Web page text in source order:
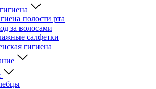
полости рта
за волосами
салфетки
гигиена